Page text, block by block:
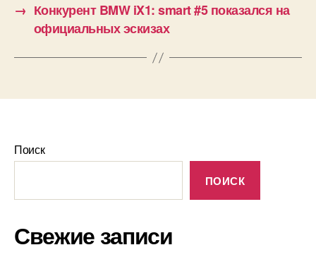
→ Конкурент BMW iX1: smart #5 показался на
официальных эскизах
Поиск
ПОИСК
Свежие записи